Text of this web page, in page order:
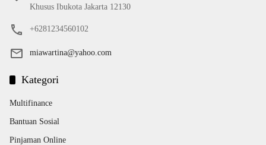
Khusus Ibukota Jakarta 12130
+6281234560102
miawartina@yahoo.com
Kategori
Multifinance
Bantuan Sosial
Pinjaman Online